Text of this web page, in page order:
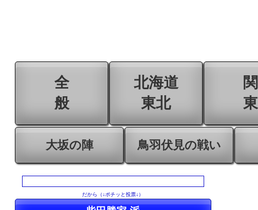
全
般
北海道
東北
関
東
大坂の陣 鳥羽伏見の戦い
だから（↓ポチッと投票↓）